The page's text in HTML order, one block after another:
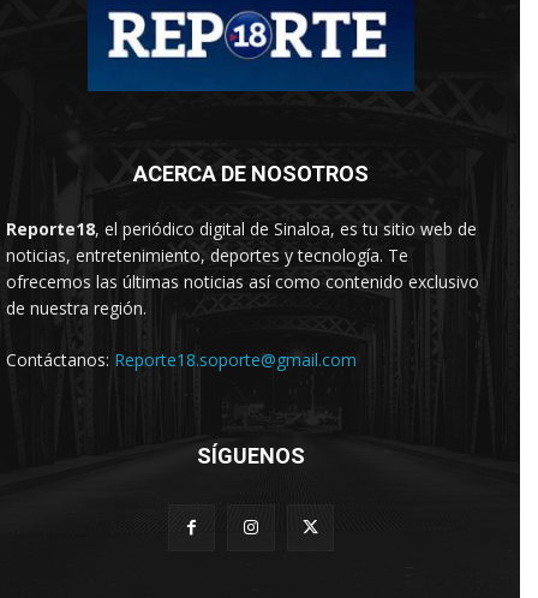
ACERCA DE NOSOTROS
Reporte18, el periódico digital de Sinaloa, es tu sitio web de
noticias, entretenimiento, deportes y tecnología. Te
ofrecemos las últimas noticias así como contenido exclusivo
de nuestra región.
Contáctanos: Reporte18.soporte@gmail.com
SÍGUENOS